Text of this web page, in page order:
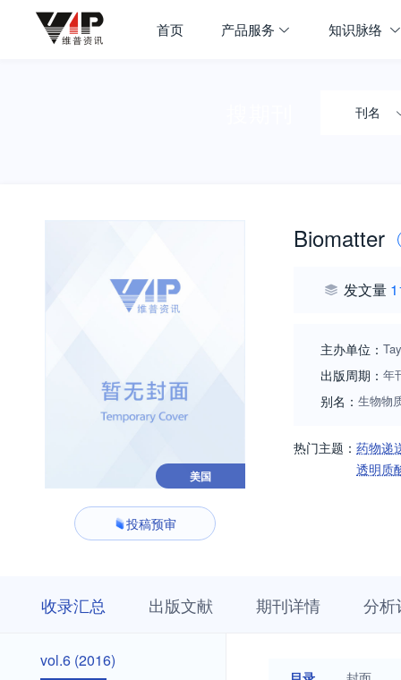
首页 产品服务 知识脉络
刊名
美国
投稿预审
Biomatter
发文量
主办单位：
出版周期： 年
别名： 生物物
热门主题： 药物递
透明质
收录汇总 出版文献 期刊详情 分析
vol.6
(2016)
vol.6 (2016)